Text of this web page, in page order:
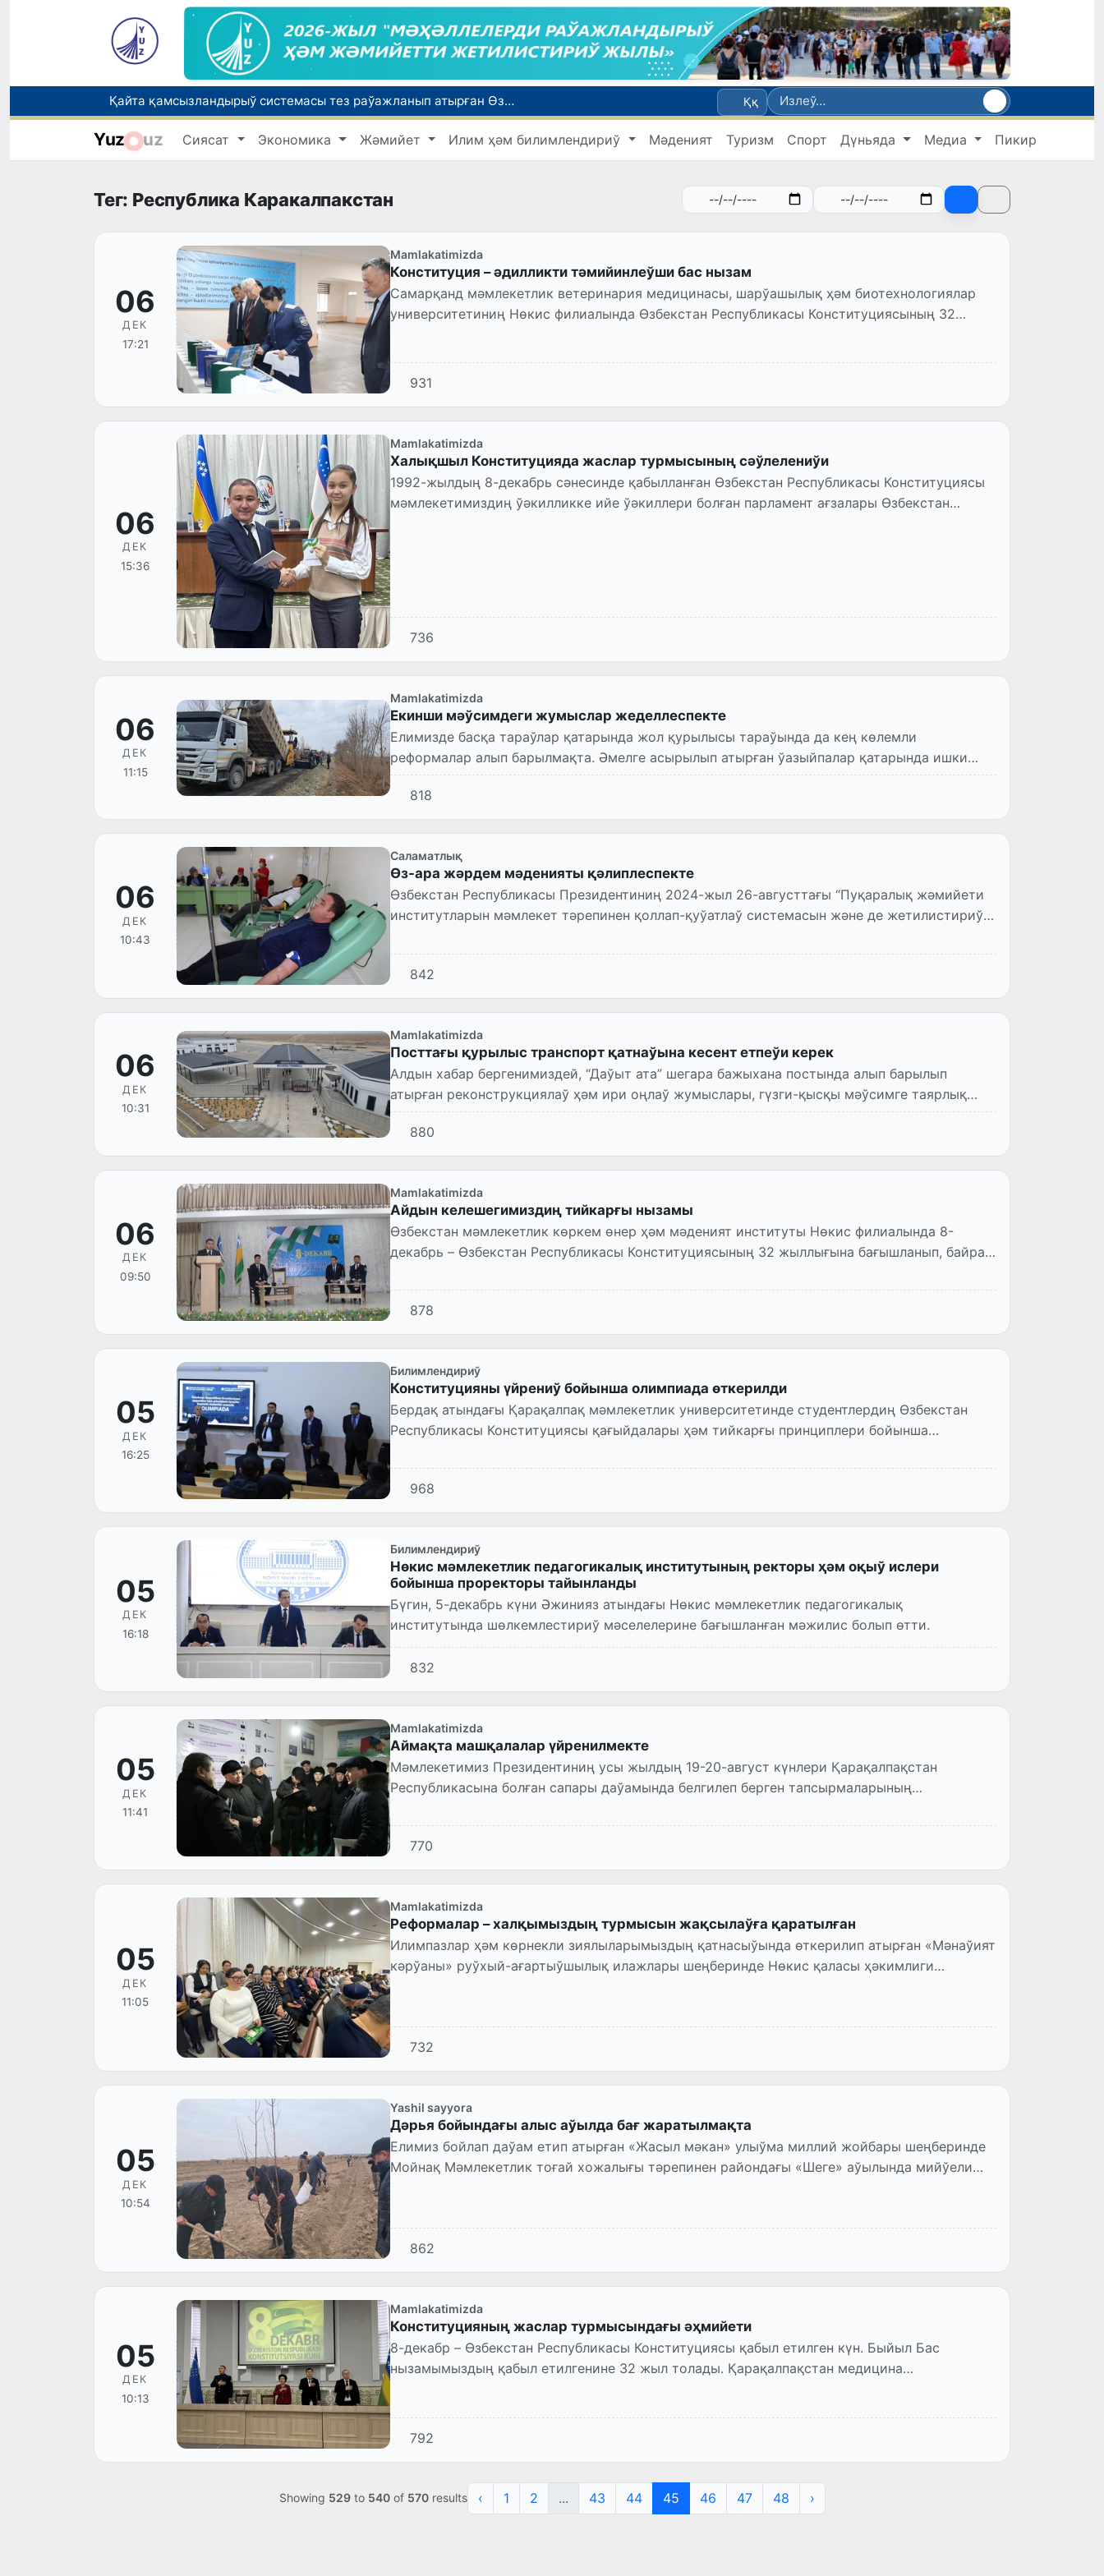
Қайта қамсызландырыў системасы тез раўажланып атырған Өзбекстан экономикасы ушын не береди?
Ташкент аўыр атлетика бойынша Азия чемпионатына таярланбақта
Өзбекстанда Турақлы раўажланыў мақсетлери айлығы басланды
Елимиз дөретиўшилери өз кәсиби ҳәм мийнети менен мақтанады
Ққ
Yuz uz Сиясат Экономика Жәмийет Илим ҳәм билимлендириў Мәденият Туризм Спорт Дүньяда Медиа Пикир
Тег: Республика Каракалпакстан
06
ДЕК
17:21
Mamlakatimizda
Конституция – әдилликти тәмийинлеўши бас нызам
Самарқанд мәмлекетлик ветеринария медицинасы, шарўашылық ҳәм биотехнологиялар
университетиниң Нөкис филиалында Өзбекстан Республикасы Конституциясының 32
931
06
ДЕК
15:36
Mamlakatimizda
Халықшыл Конституцияда жаслар турмысының сәўлелениўи
1992-жылдың 8-декабрь сәнесинде қабылланған Өзбекстан Республикасы Конституциясы
мәмлекетимиздиң ўәкилликке ийе ўәкиллери болған парламент ағзалары Өзбекстан
736
06
ДЕК
11:15
Mamlakatimizda
Екинши мәўсимдеги жумыслар жеделлеспекте
Елимизде басқа тараўлар қатарында жол қурылысы тараўында да кең көлемли
реформалар алып барылмақта. Әмелге асырылып атырған ўазыйпалар қатарында ишки
хожалық автомобиль жолларын ж...
818
06
ДЕК
10:43
Саламатлық
Өз-ара жәрдем мәденияты қәлиплеспекте
Өзбекстан Республикасы Президентиниң 2024-жыл 26-августтағы “Пуқаралық жәмийети
институтларын мәмлекет тәрепинен қоллап-қуўатлаў системасын және де жетилистириў
842
06
ДЕК
10:31
Mamlakatimizda
Посттағы қурылыс транспорт қатнаўына кесент етпеўи керек
Алдын хабар бергенимиздей, “Даўыт ата” шегара бажыхана постында алып барылып
атырған реконструкциялаў ҳәм ири оңлаў жумыслары, гүзги-қысқы мәўсимге таярлық
мәселелери үйренилмекте.
880
06
ДЕК
09:50
Mamlakatimizda
Айдын келешегимиздиң тийкарғы нызамы
Өзбекстан мәмлекетлик көркем өнер ҳәм мәденият институты Нөкис филиалында 8-
декабрь – Өзбекстан Республикасы Конституциясының 32 жыллығына бағышланып, байрам
878
05
ДЕК
16:25
Билимлендириў
Конституцияны үйрениў бойынша олимпиада өткерилди
Бердақ атындағы Қарақалпақ мәмлекетлик университетинде студентлердиң Өзбекстан
Республикасы Конституциясы қағыйдалары ҳәм тийкарғы принциплери бойынша
968
05
ДЕК
16:18
Билимлендириў
Нөкис мәмлекетлик педагогикалық институтының ректоры ҳәм оқыў ислери
бойынша проректоры тайынланды
Бүгин, 5-декабрь күни Әжинияз атындағы Нөкис мәмлекетлик педагогикалық
институтында шөлкемлестириў мәселелерине бағышланған мәжилис болып өтти.
832
05
ДЕК
11:41
Mamlakatimizda
Аймақта машқалалар үйренилмекте
Мәмлекетимиз Президентиниң усы жылдың 19-20-август күнлери Қарақалпақстан
Республикасына болған сапары даўамында белгилеп берген тапсырмаларының
770
05
ДЕК
11:05
Mamlakatimizda
Реформалар – халқымыздың турмысын жақсылаўға қаратылған
Илимпазлар ҳәм көрнекли зиялыларымыздың қатнасыўында өткерилип атырған «Мәнаўият
кәрўаны» руўхый-ағартыўшылық илажлары шеңберинде Нөкис қаласы ҳәкимлиги
732
05
ДЕК
10:54
Yashil sayyora
Дәрья бойындағы алыс аўылда бағ жаратылмақта
Елимиз бойлап даўам етип атырған «Жасыл мәкан» улыўма миллий жойбары шеңберинде
Мойнақ Мәмлекетлик тоғай хожалығы тәрепинен райондағы «Шеге» аўылында мийўели
862
05
ДЕК
10:13
Mamlakatimizda
Конституцияның жаслар турмысындағы әҳмийети
8-декабр – Өзбекстан Республикасы Конституциясы қабыл етилген күн. Быйыл Бас
нызамымыздың қабыл етилгенине 32 жыл толады. Қарақалпақстан медицина
792
Showing 529to 540of 570results ‹ 1 2 ... 43 44 45 46 47 48 ›